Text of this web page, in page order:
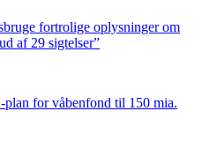
fortrolige oplysninger om
af 29 sigtelser”
for våben­fond til 150 mia.